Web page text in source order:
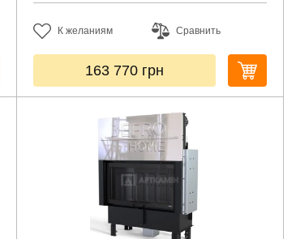
К желаниям Сравнить
163 770 грн